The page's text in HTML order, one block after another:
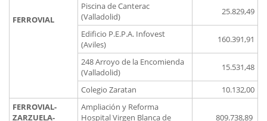
FERROVIAL
Piscina de Canterac
(Valladolid)
25.829,49
Edificio P.E.P.A. Infovest
(Aviles)
160.391,91
248 Arroyo de la Encomienda
(Valladolid)
15.531,48
Colegio Zaratan
10.132,00
FERROVIAL-
ZARZUELA-
Ampliación y Reforma
Hospital Virgen Blanca de
809.738,89